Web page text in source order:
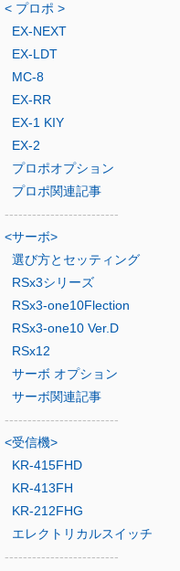
< プロポ >
EX-NEXT
EX-LDT
MC-8
EX-RR
EX-1 KIY
EX-2
プロポオプション
プロポ関連記事
-------------------------
<サーボ>
選び方とセッティング
RSx3シリーズ
RSx3-one10Flection
RSx3-one10 Ver.D
RSx12
サーボ オプション
サーボ関連記事
-------------------------
<受信機>
KR-415FHD
KR-413FH
KR-212FHG
エレクトリカルスイッチ
-------------------------